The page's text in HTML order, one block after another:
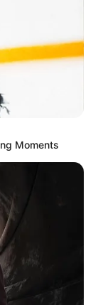
medidas
no se levanta
camioneros hoy
Bogotá
NQS
tras
la Policía en la
Moments